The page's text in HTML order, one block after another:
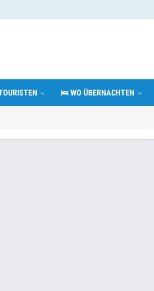
🛌 WO ÜBERNACHTEN